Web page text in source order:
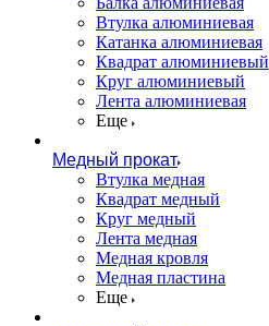
Втулка алюминиевая
Катанка алюминиевая
Квадрат алюминиевый
Круг алюминиевый
Лента алюминиевая
Еще
Медный прокат
Втулка медная
Квадрат медный
Круг медный
Лента медная
Медная кровля
Медная пластина
Еще